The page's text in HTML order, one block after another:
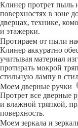
Клинер протрет пыль
поверхностях в зоне
дверцах, технике,
и этажерки.
Протираем от пыли
Клинер аккуратно
учитывая материал
протирать мокрой
стильную лампу в
Моем дверные ручки
Протрет все дверные
и влажной тряпкой,
поверхность.
Моем зеркала и